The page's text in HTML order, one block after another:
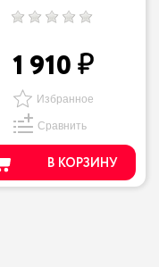
1 910
Избранное
Сравнить
В КОРЗИНУ